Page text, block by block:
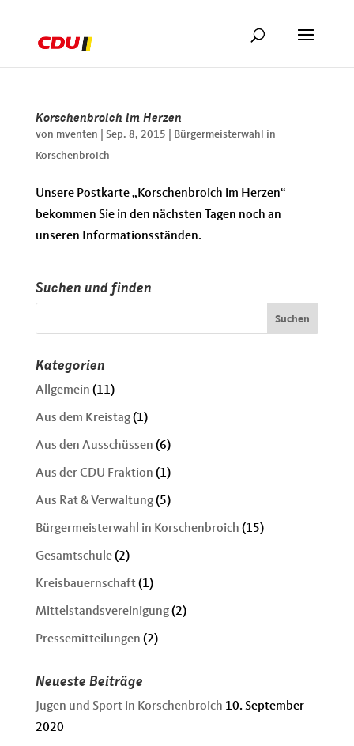
Korschenbroich im Herzen
von mventen Sep. 8, 2015
Bürgermeisterwahl in
Korschenbroich
Unsere Postkarte „Korschenbroich im Herzen“
bekommen Sie in den nächsten Tagen noch an
unseren Informationsständen.
Suchen und finden
Kategorien
Allgemein (11)
Aus dem Kreistag(1)
Aus den Ausschüssen (6)
Aus der CDU Fraktion (1)
Aus Rat & Verwaltung(5)
Bürgermeisterwahl in Korschenbroich (15)
Gesamtschule(2)
Kreisbauernschaft(1)
Mittelstandsvereinigung(2)
Pressemitteilungen (2)
Neueste Beiträge
Jugen und Sport in Korschenbroich 10. September
2020